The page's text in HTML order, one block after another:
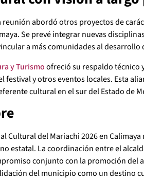
reunión abordó otros proyectos de
Se prevé integrar nuevas
a más comunidades al desarrollo
y Turismoofreció su respaldo técnico
festival y otros eventos locales. Esta
cultural en el sur del Estado de
Cultural del Mariachi 2026 en
estatal. La coordinación entre el
conjunto con la promoción del
del municipio como un destino